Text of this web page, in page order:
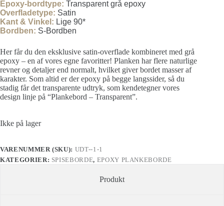
Epoxy-bordtype: Transparent grå epoxy
Overfladetype: Satin
Kant & Vinkel: Lige 90*
Bordben: S-Bordben
Her får du den eksklusive satin-overflade kombineret med grå
epoxy – en af vores egne favoritter! Planken har flere naturlige
revner og detaljer end normalt, hvilket giver bordet masser af
karakter. Som altid er der epoxy på begge langssider, så du
stadig får det transparente udtryk, som kendetegner vores
design linje på “Plankebord – Transparent”.
Ikke på lager
VARENUMMER (SKU): UDT--1-1
KATEGORIER: SPISEBORDE, EPOXY PLANKEBORDE
Produkt